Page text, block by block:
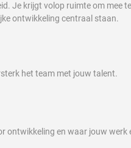
Je krijgt volop ruimte om mee
ontwikkeling centraal staan.
het team met jouw talent.
ontwikkeling en waar jouw